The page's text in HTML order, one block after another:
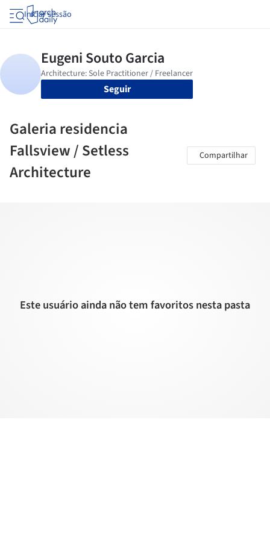
Iniciar sessão
Seguir
Galeria residencia
Fallsview / Setless
Architecture
Compartilhar
Este usuário ainda não tem favoritos nesta pasta